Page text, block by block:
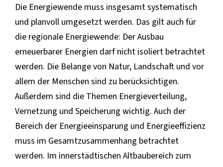
Die Energiewende muss insgesamt systematisch
und planvoll umgesetzt werden. Das gilt auch für
die regionale Energiewende: Der Ausbau
erneuerbarer Energien darf nicht isoliert betrachtet
werden. Die Belange von Natur, Landschaft und vor
allem der Menschen sind zu berücksichtigen.
Außerdem sind die Themen Energieverteilung,
Vernetzung und Speicherung wichtig. Auch der
Bereich der Energieeinsparung und Energieeffizienz
muss im Gesamtzusammenhang betrachtet
werden. Im innerstädtischen Altbaubereich zum